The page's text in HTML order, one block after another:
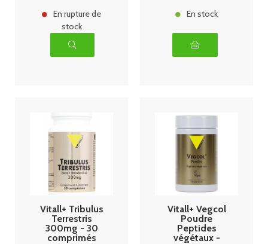
En rupture de
stock
En stock
Vitall+ Tribulus
Terrestris
300mg - 30
comprimés
Vitall+ Vegcol
Poudre
Peptides
végétaux -